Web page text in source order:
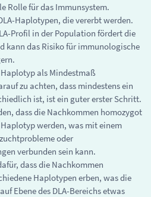
Rolle für das Immunsystem.
Haplotypen, die vererbt werden.
Profil in der Population fördert die
kann das Risiko für immunologische
als Mindestmaß
zu achten, dass mindestens ein
ist, ist ein guter erster Schritt.
dass die Nachkommen homozygot
werden, was mit einem
oder
verbunden sein kann.
dass die Nachkommen
Haplotypen erben, was die
Ebene des DLA-Bereichs etwas